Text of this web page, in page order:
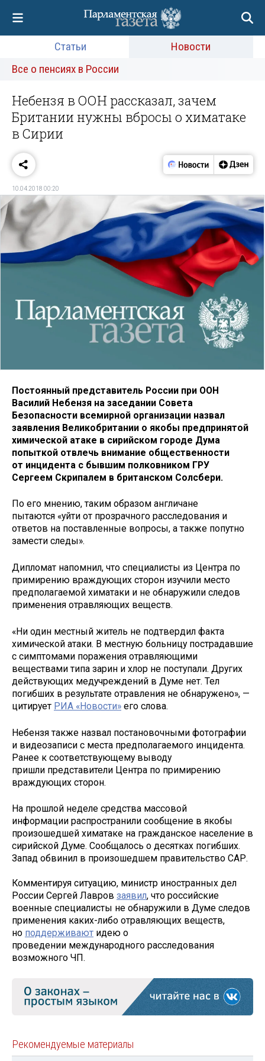
Статьи
Новости
Все о пенсиях в России
Небензя в ООН рассказал, зачем
Британии нужны вбросы о химатаке
в Сирии
10.04.2018 00:20
Постоянный представитель России при ООН
Василий Небензя на заседании Совета
Безопасности всемирной организации назвал
заявления Великобритании о якобы предпринятой
химической атаке в сирийском городе Дума
попыткой отвлечь внимание общественности
от инцидента с бывшим полковником ГРУ
Сергеем Скрипалем в британском Солсбери.
По его мнению, таким образом англичане
пытаются «уйти от прозрачного расследования и
ответов на поставленные вопросы, а также попутно
замести следы».
Дипломат напомнил, что специалисты из Центра по
примирению враждующих сторон изучили место
предполагаемой химатаки и не обнаружили следов
применения отравляющих веществ.
«Ни один местный житель не подтвердил факта
химической атаки. В местную больницу пострадавшие
с симптомами поражения отравляющими
веществами типа зарин и хлор не поступали. Других
действующих медучреждений в Думе нет. Тел
погибших в результате отравления не обнаружено», —
цитирует РИА «Новости» его слова.
Небензя также назвал постановочными фотографии
и видеозаписи с места предполагаемого инцидента.
Ранее к соответствующему выводу
пришли представители Центра по примирению
враждующих сторон.
На прошлой неделе средства массовой
информации распространили сообщение в якобы
произошедшей химатаке на гражданское население в
сирийской Думе. Сообщалось о десятках погибших.
Запад обвинил в произошедшем правительство САР.
Комментируя ситуацию, министр иностранных дел
России Сергей Лавров заявил, что российские
военные специалисты не обнаружили в Думе следов
применения каких-либо отравляющих веществ,
но поддерживают идею о
проведении международного расследования
возможного ЧП.
Рекомендуемые материалы